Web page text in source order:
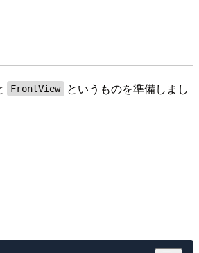
FrontView
というものを準備しまし